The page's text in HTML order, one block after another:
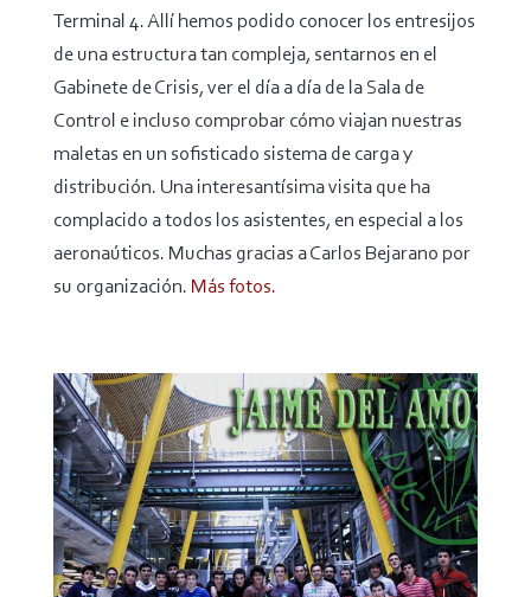
Terminal 4. Allí hemos podido conocer los entresijos
de una estructura tan compleja, sentarnos en el
Gabinete de Crisis, ver el día a día de la Sala de
Control e incluso comprobar cómo viajan nuestras
maletas en un sofisticado sistema de carga y
distribución. Una interesantísima visita que ha
complacido a todos los asistentes, en especial a los
aeronaúticos. Muchas gracias a Carlos Bejarano por
su organización. Más fotos.